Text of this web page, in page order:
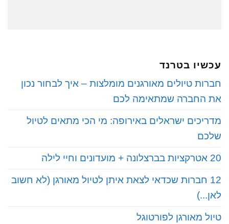
עכשיו בטרנד
חברות טיולים מאורגנים מומלצות – איך לבחור נכון
את החברה שמתאימה לכם
מדריכים ישראלים באירופה: מי הכי מתאים לטיול
שלכם
20 אטרקציות בברצלונה + מועדונים וחיי לילה
12 חברות שכדאי לצאת איתן לטיול מאורגן (לא חשוב
לאן...)
טיול מאורגן לפורטוגל